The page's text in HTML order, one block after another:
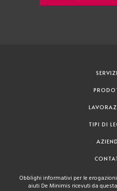
TIPI DI
Obblighi informativi per le
aiuti De Minimis ricevuti da